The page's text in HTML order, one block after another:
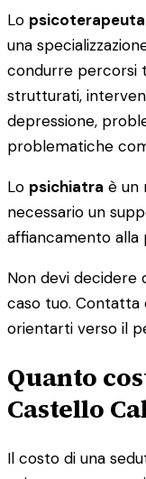
Lo psicoterapeuta
una
condurre percorsi
strutturati,
depressione,
problematiche
Lo psichiatra è un
necessario un
affiancamento alla
Non devi decidere
caso tuo. Contatta
orientarti verso il
Quanto
Castello
Il costo di una